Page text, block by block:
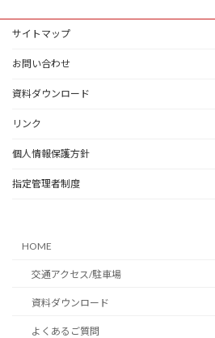
サイトマップ
お問い合わせ
資料ダウンロード
リンク
個人情報保護方針
指定管理者制度
HOME
交通アクセス/駐車場
資料ダウンロード
よくあるご質問